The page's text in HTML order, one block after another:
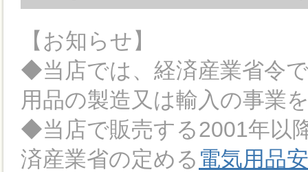
【お知らせ】
◆当店では、経済産業省令
用品の製造又は輸入の事業
◆当店で販売する2001年以
済産業省の定める 電気用品